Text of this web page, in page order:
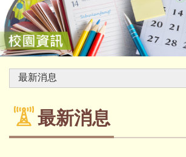
最新消息